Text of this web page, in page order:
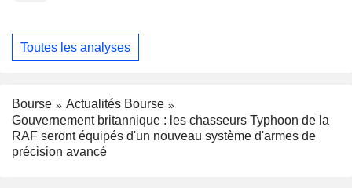
Toutes les analyses
Bourse
Actualités Bourse
Gouvernement britannique : les chasseurs Typhoon de la
RAF seront équipés d'un nouveau système d'armes de
précision avancé